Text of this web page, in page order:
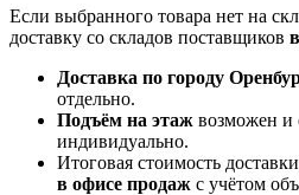
Если выбранного товара нет на
доставку со складов поставщиков
Доставка по городу
отдельно.
Подъём на этаж возможен и
индивидуально.
Итоговая стоимость
в офисе продаж с учётом